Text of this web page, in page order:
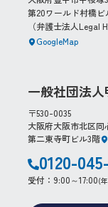
第20ワールド村橋ビ
（弁護士法人Legal
GoogleMap
一般社団法
〒530-0035
大阪府大阪市北区同
第二東寺町ビル3階
0120-
受付：9:00～17:00(